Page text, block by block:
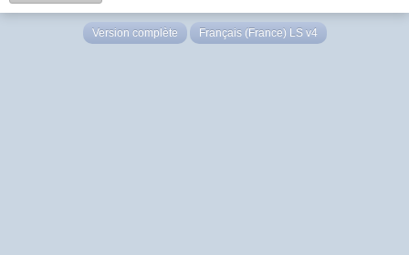
Version complète Français (France) LS v4